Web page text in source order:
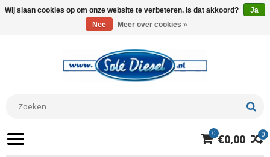
0
0 €0,00
Wij slaan cookies op om onze website te verbeteren. Is dat akkoord?
Ja
Nee
Meer over cookies »